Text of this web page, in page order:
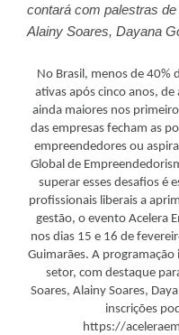
contará com palestras
Alainy Soares, Dayana
No Brasil, menos de 40%
ativas após cinco anos, de
ainda maiores nos
das empresas fecham as
empreendedores ou
Global de
superar esses desafios é
profissionais liberais a
gestão, o evento Acelera
nos dias 15 e 16 de
Guimarães. A
setor, com destaque
Soares, Alainy Soares,
inscrições
https://